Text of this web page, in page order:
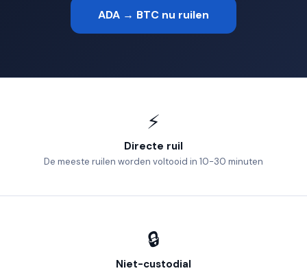
ADA → BTC nu ruilen
⚡
Directe ruil
De meeste ruilen worden voltooid in 10-30 minuten
🔒
Niet-custodial